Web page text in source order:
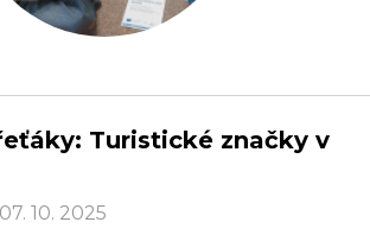
Turistické značky v
10. 2025